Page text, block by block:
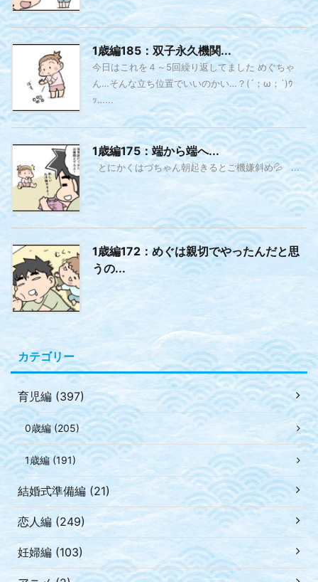
1歳編185：双子永久機関...
今日はこれを４～5回繰り返してました めぐちゃ
ん…そんな立ち位置でいいのかい…？(´；ω；`)ｳ
ｯ…...
1歳編175：端から端へ...
とにかくはづちゃん朝起きるとご機嫌斜め💦 ...
1歳編172：めぐは親切でやったんだと思
うの...
カテゴリー
育児編 (397)
0歳編 (205)
1歳編 (191)
結婚式準備編 (21)
恋人編 (249)
妊婦編 (103)